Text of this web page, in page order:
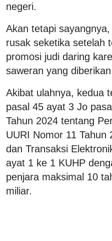
negeri.
Akan tetapi
rusak seketika setelah
promosi judi daring
saweran yang
Akibat ulahnya, kedua
pasal 45 ayat 3 Jo
Tahun 2024 tentang
UURI Nomor 11 Tahun
dan Transaksi
ayat 1 ke 1 KUHP
penjara maksimal 10
miliar.